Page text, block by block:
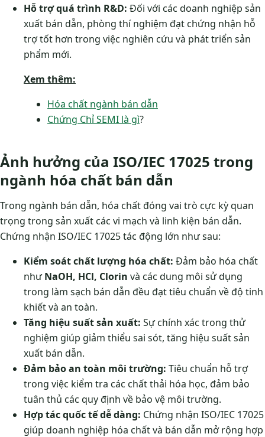
Hỗ trợ quá trình R&D: Đối với các doanh nghiệp sản
xuất bán dẫn, phòng thí nghiệm đạt chứng nhận hỗ
trợ tốt hơn trong việc nghiên cứu và phát triển sản
phẩm mới.
Xem thêm:
Hóa chất ngành bán dẫn
Chứng Chỉ SEMI là gì?
Ảnh hưởng của ISO/IEC 17025 trong
ngành hóa chất bán dẫn
Trong ngành bán dẫn, hóa chất đóng vai trò cực kỳ quan
trọng trong sản xuất các vi mạch và linh kiện bán dẫn.
Chứng nhận ISO/IEC 17025 tác động lớn như sau:
Kiểm soát chất lượng hóa chất: Đảm bảo hóa chất
nhưNaOH, HCl, Clorin và các dung môi sử dụng
trong làm sạch bán dẫn đều đạt tiêu chuẩn về độ tinh
khiết và an toàn.
Tăng hiệu suất sản xuất: Sự chính xác trong thử
nghiệm giúp giảm thiểu sai sót, tăng hiệu suất sản
xuất bán dẫn.
Đảm bảo an toàn môi trường: Tiêu chuẩn hỗ trợ
trong việc kiểm tra các chất thải hóa học, đảm bảo
tuân thủ các quy định về bảo vệ môi trường.
Hợp tác quốc tế dễ dàng: Chứng nhận ISO/IEC 17025
giúp doanh nghiệp hóa chất và bán dẫn mở rộng hợp